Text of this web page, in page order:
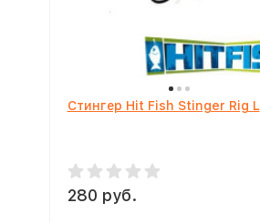
Стингер Hit Fish Stinger Rig L
280 руб.